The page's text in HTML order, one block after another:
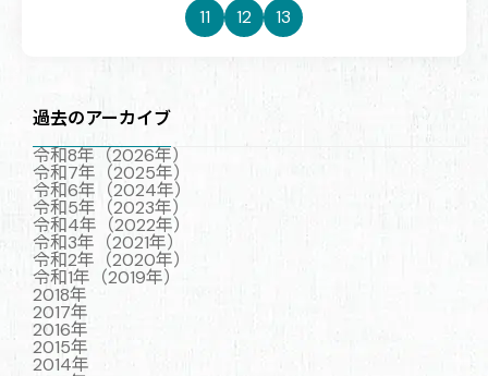
11
12 13
過去のアーカイブ
令和8年（2026年）
令和7年（2025年）
令和6年（2024年）
令和5年（2023年）
令和4年（2022年）
令和3年（2021年）
令和2年（2020年）
令和1年（2019年）
2018年
2017年
2016年
2015年
2014年